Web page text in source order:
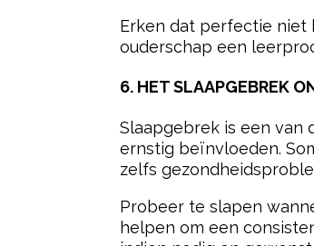
Erken dat perfectie niet
ouderschap een
6. HET SLAAPGEBREK
Slaapgebrek is een van
ernstig beïnvloeden.
zelfs
Probeer te slapen
helpen om een